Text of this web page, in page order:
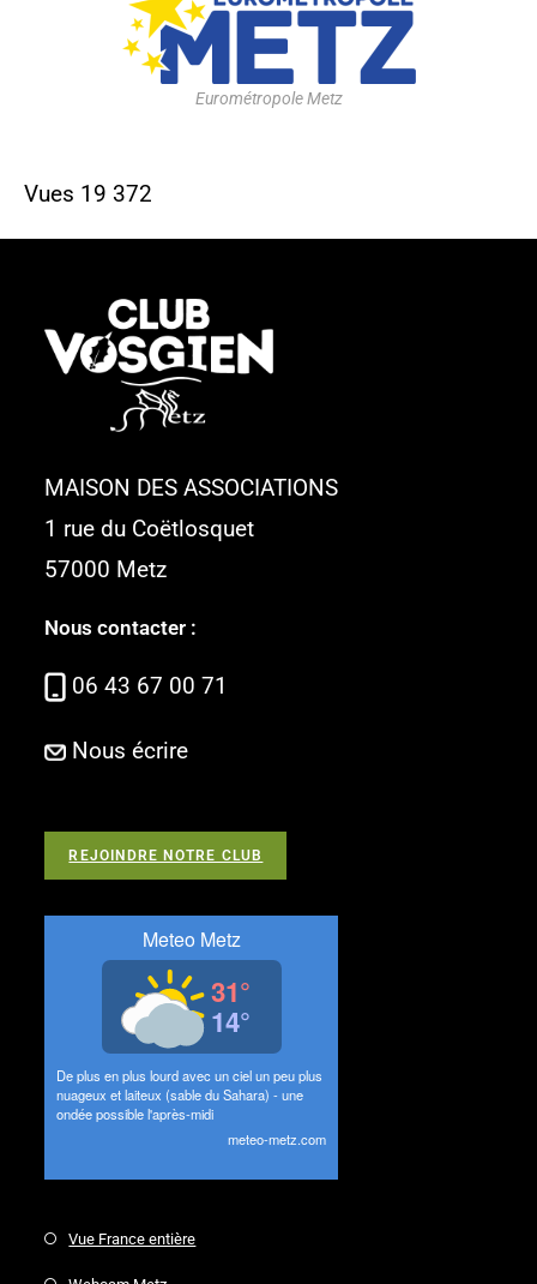
Eurométropole Metz
Vues 19 372
MAISON DES ASSOCIATIONS
1 rue du Coëtlosquet
57000 Metz
Nous contacter :
06 43 67 00 71
Nous écrire
REJOINDRE NOTRE CLUB
Vue France entière